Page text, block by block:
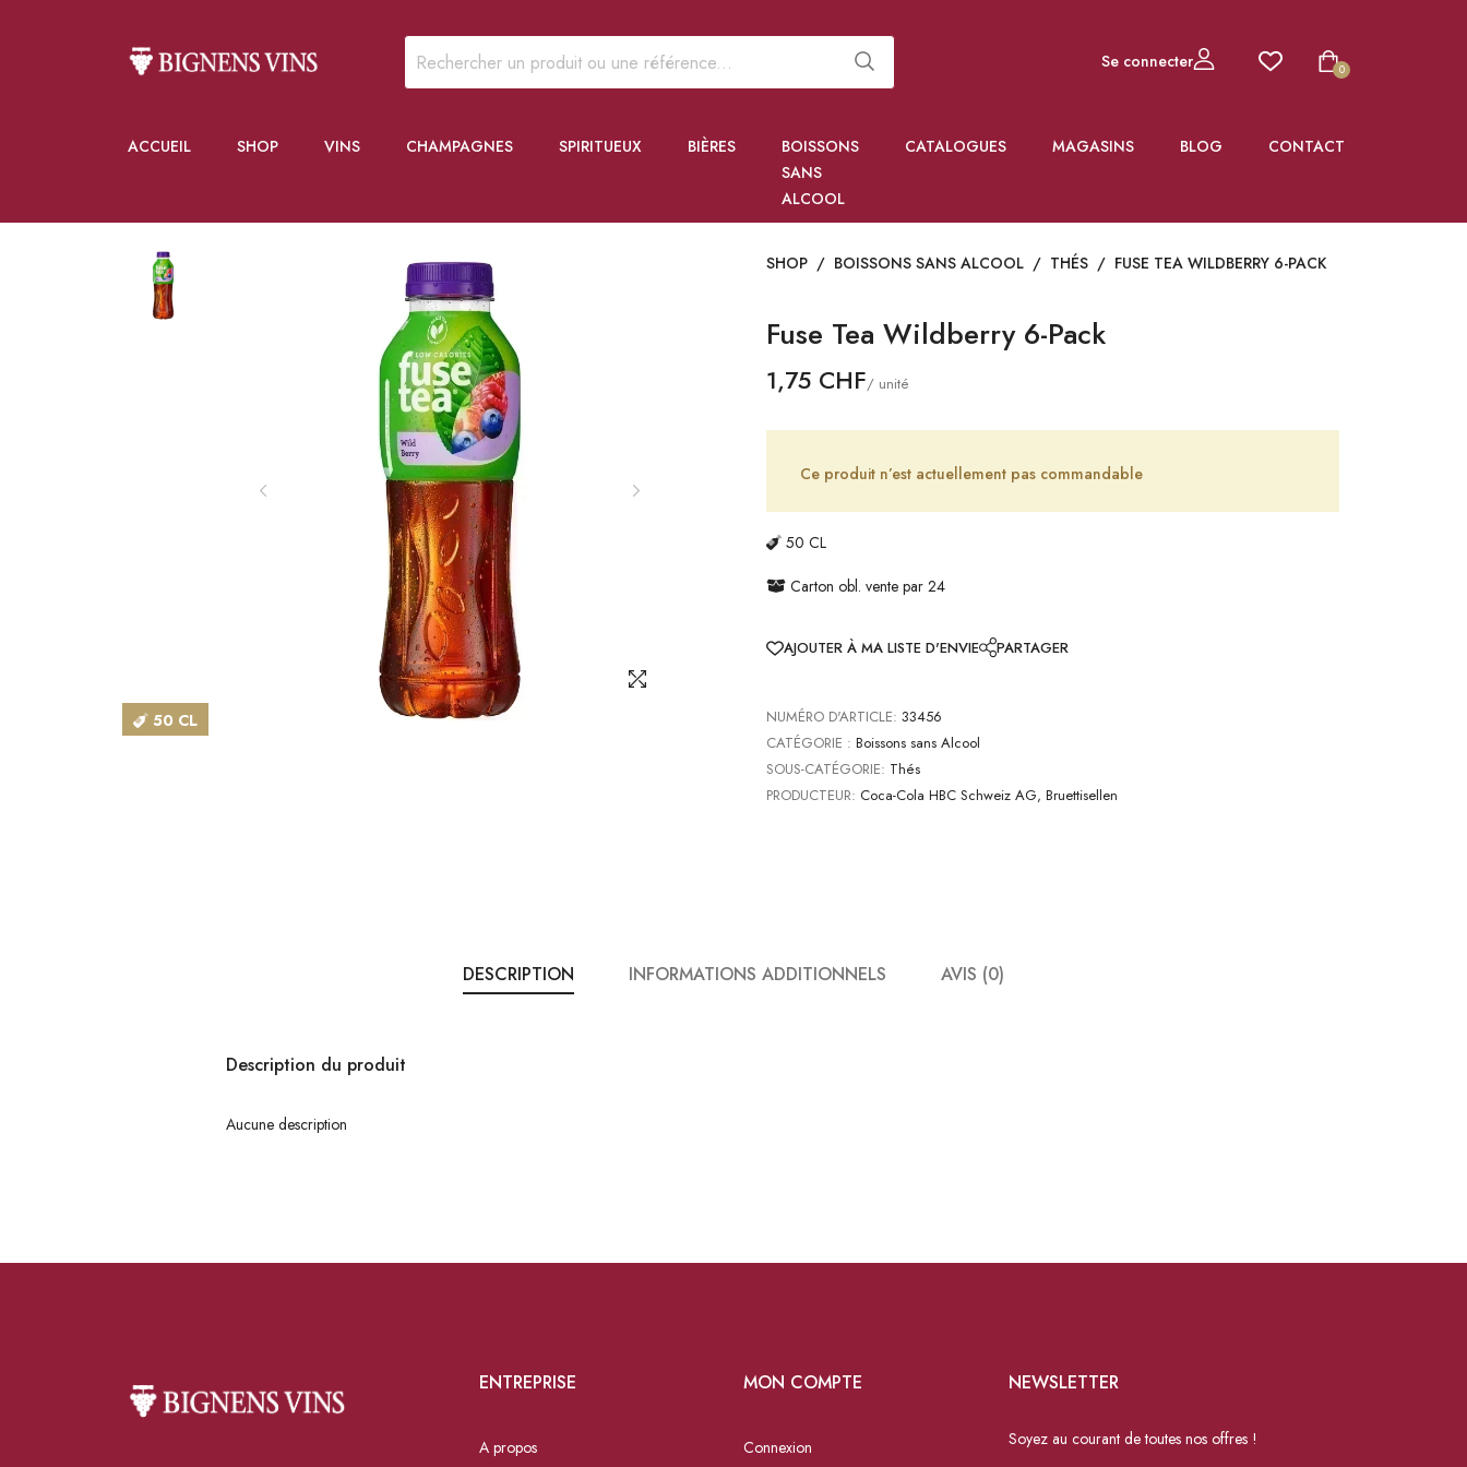
Se connecter 0
ACCUEIL SHOP VINS CHAMPAGNES SPIRITUEUX BIÈRES
BOISSONS
SANS
ALCOOL
CATALOGUES MAGASINS BLOG CONTACT
50 CL
SHOP / BOISSONS SANS ALCOOL / THÉS / FUSE TEA WILDBERRY 6-PACK
Fuse Tea Wildberry 6-Pack
1,75 CHF/ unité
Ce produit n’est actuellement pas commandable
50 CL
Carton obl. vente par 24
AJOUTER À MA LISTE D'ENVIE PARTAGER
NUMÉRO D'ARTICLE: 33456
CATÉGORIE : Boissons sans Alcool
SOUS-CATÉGORIE: Thés
PRODUCTEUR: Coca-Cola HBC Schweiz AG, Bruettisellen
DESCRIPTION INFORMATIONS ADDITIONNELS AVIS (0)
Description du produit
Aucune description
ENTREPRISE
A propos
MON COMPTE
Connexion
NEWSLETTER
Soyez au courant de toutes nos offres !